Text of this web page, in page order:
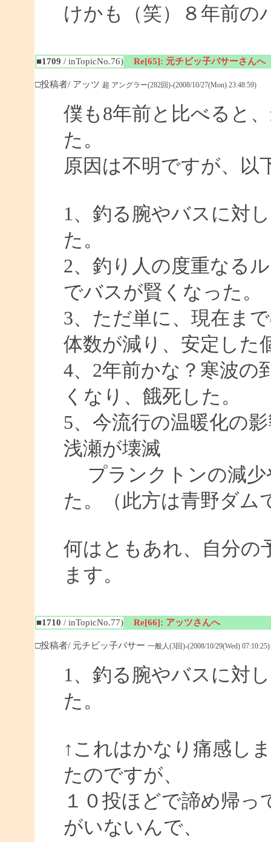
けかも（笑）８年前
■1709 / inTopicNo.76) Re[65]: 元チビッ子バサーさんへ
□投稿者/ アッツ 超 アングラー(282回)-(2008/10/27(Mon) 23:48:59)
僕も8年前と比べると
た。
原因は不明ですが、以
1、釣る腕やバスに対
た。
2、釣り人の度重なる
でバスが賢くなった。
3、ただ単に、現在ま
体数が減り、安定した
4、2年前かな？寒波の
くなり、餓死した。
5、今流行の温暖化の
浅瀬が壊滅
プランクトンの減少
た。（此方は青野ダム
何はともあれ、自分の
ます。
■1710 / inTopicNo.77) Re[66]: アッツさんへ
□投稿者/ 元チビッ子バサー 一般人(3回)-(2008/10/29(Wed) 07:10:25)
1、釣る腕やバスに対
た。
↑これはかなり痛感し
たのですが、
１０投ほどで諦め帰
がいないんで、